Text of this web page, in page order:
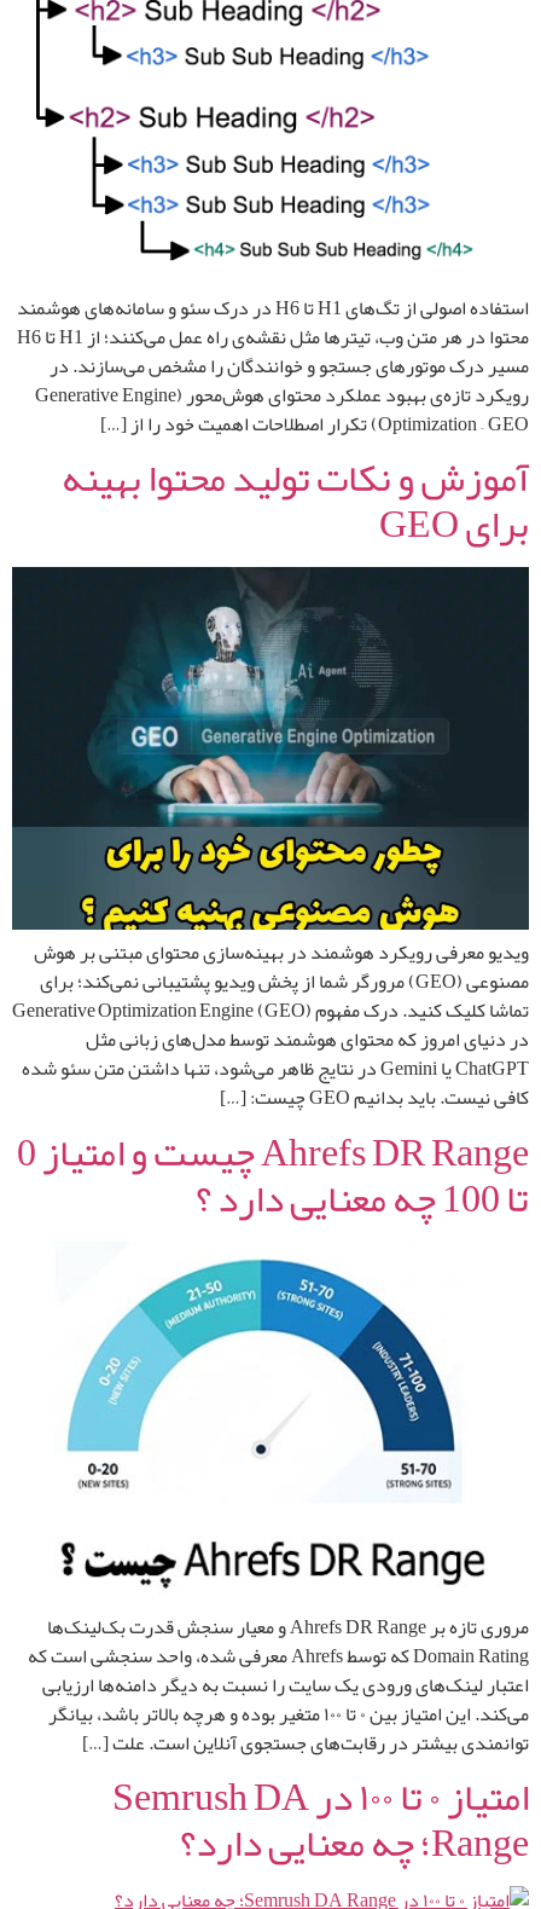
استفاده اصولی از تگ‌های H1 تا H6 در درک سئو و سامانه‌های هوشمند
محتوا در هر متن وب، تیترها مثل نقشه‌ی راه عمل می‌کنند؛ از H1 تا H6
مسیر درک موتورهای جستجو و خوانندگان را مشخص می‌سازند. در
رویکرد تازه‌ی بهبود عملکرد محتوای هوش‌محور (Generative Engine
Optimization – GEO) تکرار اصطلاحات اهمیت خود را از […]
آموزش و نکات تولید محتوا بهینه
برای GEO
ویدیو معرفی رویکرد هوشمند در بهینه‌سازی محتوای مبتنی بر هوش
مصنوعی (GEO) مرورگر شما از پخش ویدیو پشتیبانی نمی‌کند؛ برای
تماشا کلیک کنید. درک مفهوم Generative Optimization Engine (GEO)
در دنیای امروز که محتوای هوشمند توسط مدل‌های زبانی مثل
ChatGPT یا Gemini در نتایج ظاهر می‌شود، تنها داشتن متن سئو شده
کافی نیست. باید بدانیم GEO چیست: […]
Ahrefs DR Range چیست و امتیاز 0
تا 100 چه معنایی دارد ؟
مروری تازه بر Ahrefs DR Range و معیار سنجش قدرت بک‌لینک‌ها
Domain Rating که توسط Ahrefs معرفی شده، واحد سنجشی است که
اعتبار لینک‌های ورودی یک سایت را نسبت به دیگر دامنه‌ها ارزیابی
می‌کند. این امتیاز بین ۰ تا ۱۰۰ متغیر بوده و هرچه بالاتر باشد، بیانگر
توانمندی بیشتر در رقابت‌های جستجوی آنلاین است. علت […]
امتیاز ۰ تا ۱۰۰ در Semrush DA
Range؛ چه معنایی دارد؟